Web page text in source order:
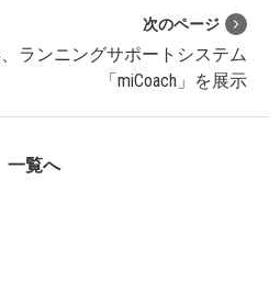
次のページ
、ランニングサポートシステム
「miCoach」を展示
一覧へ